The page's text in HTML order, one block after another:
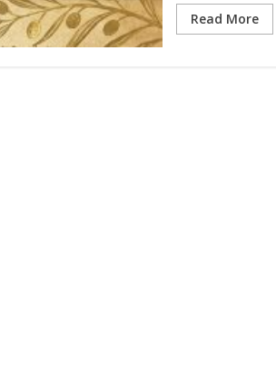
Read More